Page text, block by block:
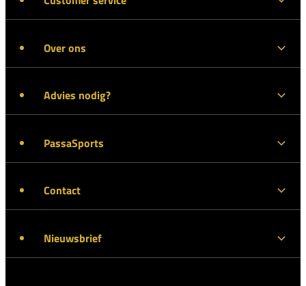
Over ons
Advies nodig?
PassaSports
Contact
Nieuwsbrief